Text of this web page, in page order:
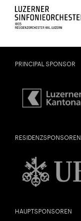
PRINCIPAL SPONSOR
RESIDENZSPONSOREN
HAUPTSPONSOREN